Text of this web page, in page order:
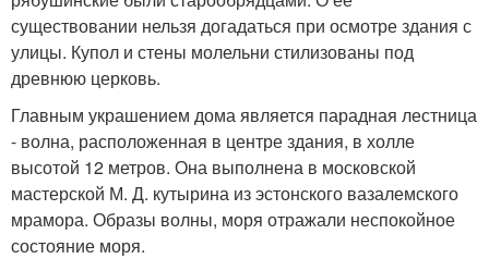
существовании нельзя догадаться при осмотре здания с
улицы. Купол и стены молельни стилизованы под
древнюю церковь.
Главным украшением дома является парадная лестница
- волна, расположенная в центре здания, в холле
высотой 12 метров. Она выполнена в московской
мастерской М. Д. кутырина из эстонского вазалемского
мрамора. Образы волны, моря отражали неспокойное
состояние моря.